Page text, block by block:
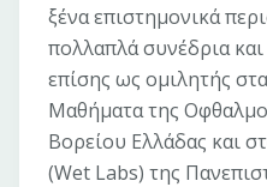
ξένα επιστημονικά
πολλαπλά συνέδρια
επίσης ως ομιλητής
Μαθήματα της
Βορείου Ελλάδας και
(Wet Labs) της